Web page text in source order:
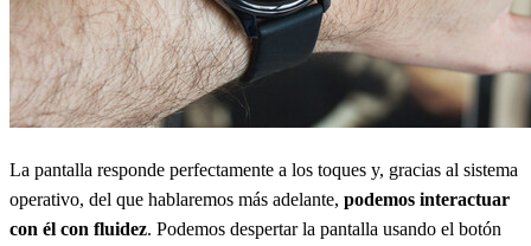
La pantalla responde perfectamente a los toques y, gracias al sistema
operativo, del que hablaremos más adelante, podemos interactuar
con él con fluidez. Podemos despertar la pantalla usando el botón